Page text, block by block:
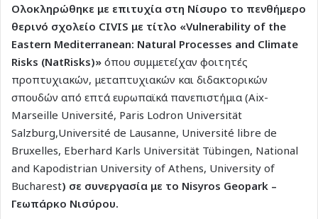
Ολοκληρώθηκε με επιτυχία στη Νίσυρο το πενθήμερο
θερινό σχολείο CIVIS με τίτλο «Vulnerability of the
Eastern Mediterranean: Natural Processes and Climate
Risks (NatRisks)» όπου συμμετείχαν φοιτητές
προπτυχιακών, μεταπτυχιακών και διδακτορικών
σπουδών από επτά ευρωπαϊκά πανεπιστήμια (Aix-
Marseille Université, Paris Lodron Universität
Salzburg,Université de Lausanne, Université libre de
Bruxelles, Eberhard Karls Universität Tübingen, National
and Kapodistrian University of Athens, University of
Bucharest) σε συνεργασία με το Nisyros Geopark –
Γεωπάρκο Νισύρου.